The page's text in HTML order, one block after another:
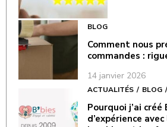
BLOG
Comment nous
commandes :
14 janvier 2026
ACTUALITÉS BLOG
Pourquoi j’ai créé
d’expérience